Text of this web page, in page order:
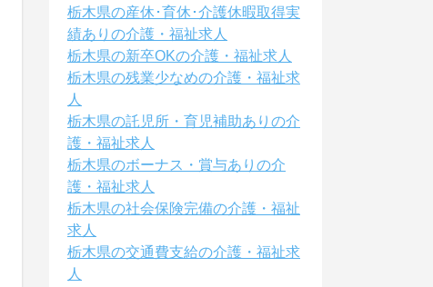
栃木県の産休･育休･介護休暇取得実
績ありの介護・福祉求人
栃木県の新卒OKの介護・福祉求人
栃木県の残業少なめの介護・福祉求
人
栃木県の託児所・育児補助ありの介
護・福祉求人
栃木県のボーナス・賞与ありの介
護・福祉求人
栃木県の社会保険完備の介護・福祉
求人
栃木県の交通費支給の介護・福祉求
人